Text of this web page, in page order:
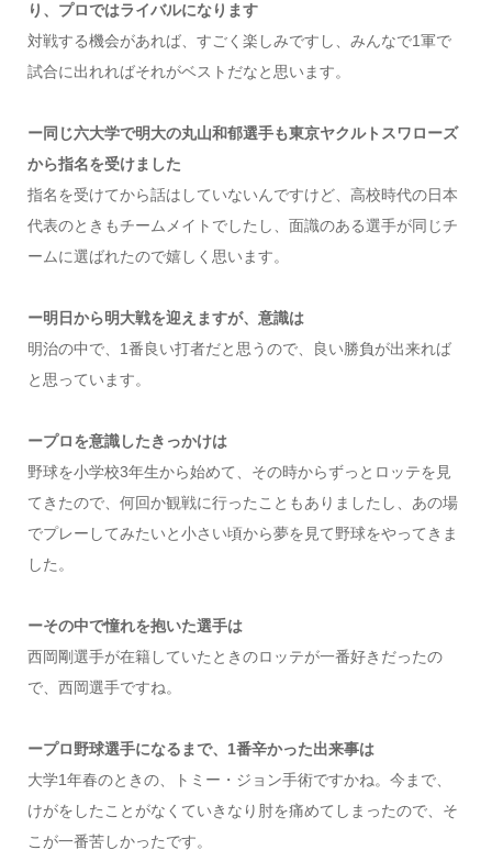
り、プロではライバルになります
対戦する機会があれば、すごく楽しみですし、みんなで1軍で
試合に出れればそれがベストだなと思います。
ー同じ六大学で明大の丸山和郁選手も東京ヤクルトスワローズ
から指名を受けました
指名を受けてから話はしていないんですけど、高校時代の日本
代表のときもチームメイトでしたし、面識のある選手が同じチ
ームに選ばれたので嬉しく思います。
ー明日から明大戦を迎えますが、意識は
明治の中で、1番良い打者だと思うので、良い勝負が出来れば
と思っています。
ープロを意識したきっかけは
野球を小学校3年生から始めて、その時からずっとロッテを見
てきたので、何回か観戦に行ったこともありましたし、あの場
でプレーしてみたいと小さい頃から夢を見て野球をやってきま
した。
ーその中で憧れを抱いた選手は
西岡剛選手が在籍していたときのロッテが一番好きだったの
で、西岡選手ですね。
ープロ野球選手になるまで、1番辛かった出来事は
大学1年春のときの、トミー・ジョン手術ですかね。今まで、
けがをしたことがなくていきなり肘を痛めてしまったので、そ
こが一番苦しかったです。